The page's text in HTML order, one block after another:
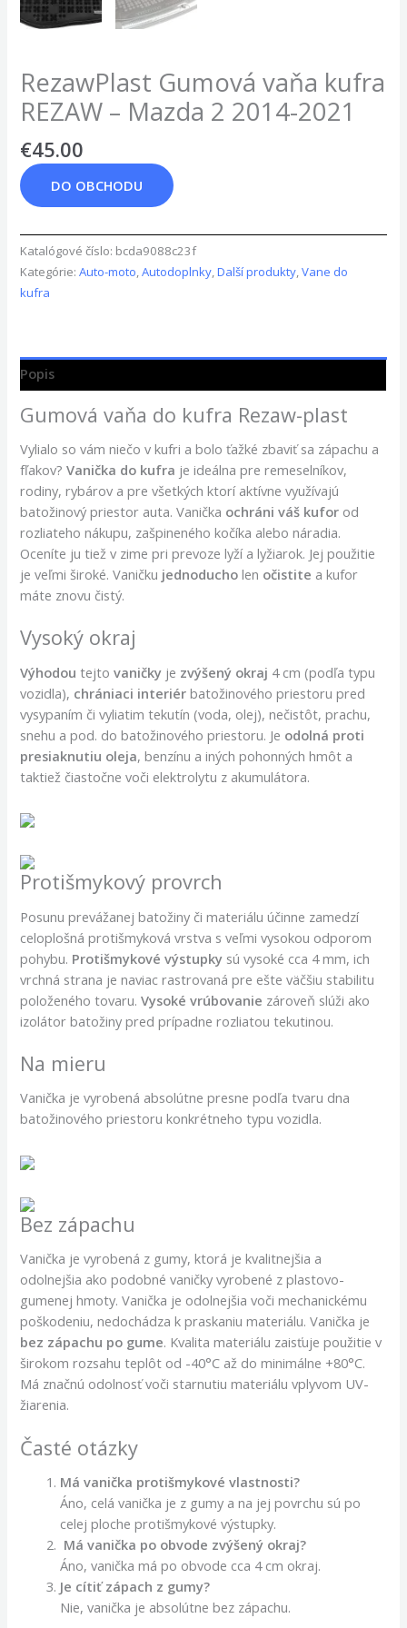
RezawPlast Gumová vaňa kufra
REZAW – Mazda 2 2014-2021
€45.00
DO OBCHODU
Katalógové číslo: bcda9088c23f
Kategórie:Auto-moto,Autodoplnky,Další produkty,Vane do
kufra
Popis
Gumová vaňa do kufra Rezaw-plast
Vylialo so vám niečo v kufri a bolo ťažké zbaviť sa zápachu a
fľakov?Vanička do kufra je ideálna pre remeselníkov,
rodiny, rybárov a pre všetkých ktorí aktívne využívajú
batožinový priestor auta. Vanička ochráni váš kufor od
rozliateho nákupu, zašpineného kočíka alebo náradia.
Oceníte ju tiež v zime pri prevoze lyží a lyžiarok. Jej použitie
je veľmi široké. Vaničku jednoducholen očistite a kufor
máte znovu čistý.
Vysoký okraj
Výhodou tejtovaničky je zvýšený okraj 4 cm (podľa typu
vozidla), chrániaci interiérbatožinového priestoru pred
vysypaním či vyliatim tekutín (voda, olej), nečistôt, prachu,
snehu a pod. do batožinového priestoru. Je odolná proti
presiaknutiu oleja, benzínu a iných pohonných hmôt a
taktiež čiastočne voči elektrolytu z akumulátora.
Protišmykový provrch
Posunu prevážanej batožiny či materiálu účinne zamedzí
celoplošná protišmyková vrstva s veľmi vysokou odporom
pohybu. Protišmykové výstupky sú vysoké cca 4 mm, ich
vrchná strana je naviac rastrovaná pre ešte väčšiu stabilitu
položeného tovaru.Vysoké vrúbovanie zároveň slúži ako
izolátor batožiny pred prípadne rozliatou tekutinou.
Na mieru
Vanička je vyrobená absolútne presne podľa tvaru dna
batožinového priestoru konkrétneho typu vozidla.
Bez zápachu
Vanička je vyrobená z gumy, ktorá je kvalitnejšia a
odolnejšia ako podobné vaničky vyrobené z plastovo-
gumenej hmoty. Vanička je odolnejšia voči mechanickému
poškodeniu, nedochádza k praskaniu materiálu. Vanička je
bez zápachu po gume. Kvalita materiálu zaisťuje použitie v
širokom rozsahu teplôt od -40°C až do minimálne +80°C.
Má značnú odolnosť voči starnutiu materiálu vplyvom UV-
žiarenia.
Časté otázky
Má vanička protišmykové vlastnosti?
Áno, celá vanička je z gumy a na jej povrchu sú po
celej ploche protišmykové výstupky.
Má vanička po obvode zvýšený okraj?
Áno, vanička má po obvode cca 4 cm okraj.
Je cítiť zápach z gumy?
Nie, vanička je absolútne bez zápachu.